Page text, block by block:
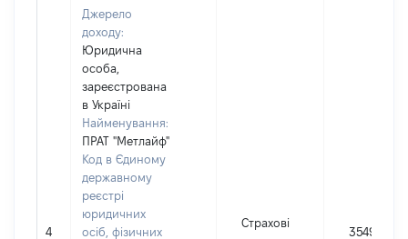
4
Джерело
доходу:
Юридична
особа,
зареєстрована
в Україні
Найменування:
ПРАТ "Метлайф"
Код в Єдиному
державному
реєстрі
юридичних
осіб, фізичних
Страхові
3549